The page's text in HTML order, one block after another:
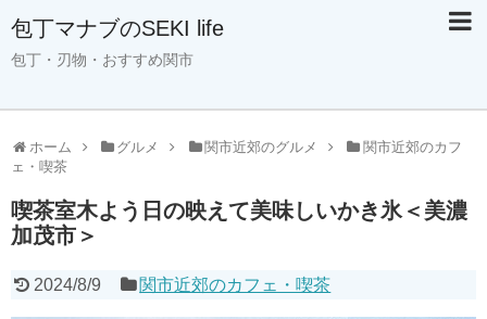
包丁マナブのSEKI life
包丁・刃物・おすすめ関市
ホーム グルメ 関市近郊のグルメ
関市近郊のカフ
ェ・喫茶
喫茶室木よう日の映えて美味しいかき氷＜美濃
加茂市＞
2024/8/9 関市近郊のカフェ・喫茶